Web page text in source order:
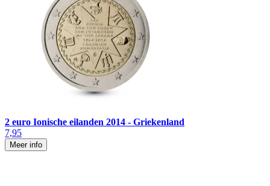
2 euro Ionische eilanden 2014 - Griekenland
7,95
Meer info